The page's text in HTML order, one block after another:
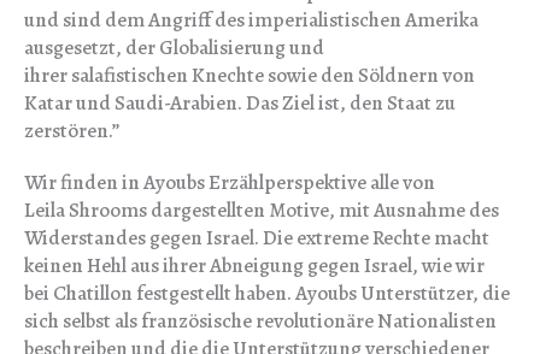
und sind dem Angriff des imperialistischen Amerika
ausgesetzt, der Globalisierung und
ihrer salafistischen Knechte sowie den Söldnern von
Katar und Saudi-Arabien. Das Ziel ist, den Staat zu
zerstören.”
Wir finden in Ayoubs Erzählperspektive alle von
Leila Shrooms dargestellten Motive, mit Ausnahme des
Widerstandes gegen Israel. Die extreme Rechte macht
keinen Hehl aus ihrer Abneigung gegen Israel, wie wir
bei Chatillon festgestellt haben. Ayoubs Unterstützer, die
sich selbst als französische revolutionäre Nationalisten
beschreiben und die die Unterstützung verschiedener